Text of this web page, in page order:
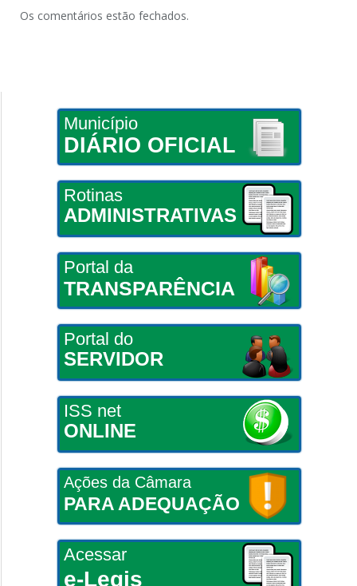
Os comentários estão fechados.
Município
DIÁRIO OFICIAL
Rotinas
ADMINISTRATIVAS
Portal da
TRANSPARÊNCIA
Portal do
SERVIDOR
ISS net
ONLINE
Ações da Câmara
PARA ADEQUAÇÃO
Acessar
e-Legis